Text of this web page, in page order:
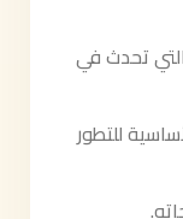
التي تحدث في
للتطور